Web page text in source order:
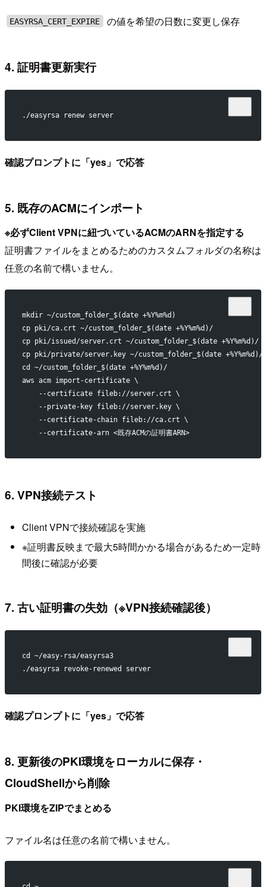
EASYRSA_CERT_EXPIRE の値を希望の日数に変更し保存
4. 証明書更新実行
./easyrsa renew server
確認プロンプトに「yes」で応答
5. 既存のACMにインポート
※必ずClient VPNに紐づいているACMのARNを指定する
証明書ファイルをまとめるためのカスタムフォルダの名称は
任意の名前で構いません。
mkdir ~/custom_folder_$(date +%Y%m%d)
cp pki/ca.crt ~/custom_folder_$(date +%Y%m%d)/
cp pki/issued/server.crt ~/custom_folder_$(date +%Y%m%d)/
cp pki/private/server.key ~/custom_folder_$(date +%Y%m%d)/
cd ~/custom_folder_$(date +%Y%m%d)/
aws acm import-certificate \
    --certificate fileb://server.crt \
    --private-key fileb://server.key \
    --certificate-chain fileb://ca.crt \
    --certificate-arn <既存ACMの証明書ARN>
6. VPN接続テスト
Client VPNで接続確認を実施
※証明書反映まで最大5時間かかる場合があるため一定時
間後に確認が必要
7. 古い証明書の失効（※VPN接続確認後）
cd ~/easy-rsa/easyrsa3
./easyrsa revoke-renewed server
確認プロンプトに「yes」で応答
8. 更新後のPKI環境をローカルに保存・
CloudShellから削除
PKI環境をZIPでまとめる
ファイル名は任意の名前で構いません。